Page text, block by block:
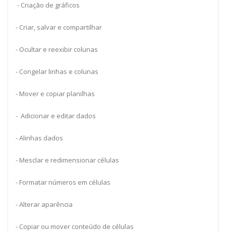
- Criação de gráficos
- Criar, salvar e compartilhar
- Ocultar e reexibir colunas
- Congelar linhas e colunas
- Mover e copiar planilhas
- Adicionar e editar dados
- Alinhas dados
- Mesclar e redimensionar células
- Formatar números em células
- Alterar aparência
- Copiar ou mover conteúdo de células